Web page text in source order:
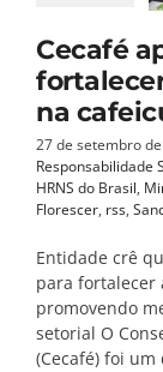
Cecafé
na
27 de setembro
Responsabilidade
HRNS do Brasil,
Florescer, rss,
Entidade crê
para fortalecer
promovendo
setorial O
(Cecafé) foi